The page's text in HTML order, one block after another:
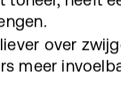
over
meer